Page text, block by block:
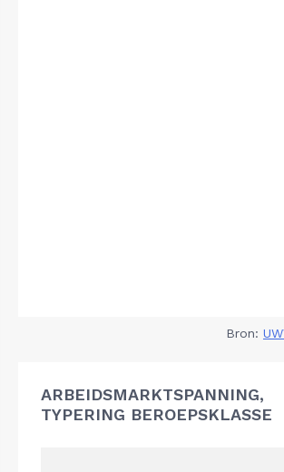
Bron:
ARBEIDSMARKTSPANNING,
TYPERING BEROEPSKLASSE